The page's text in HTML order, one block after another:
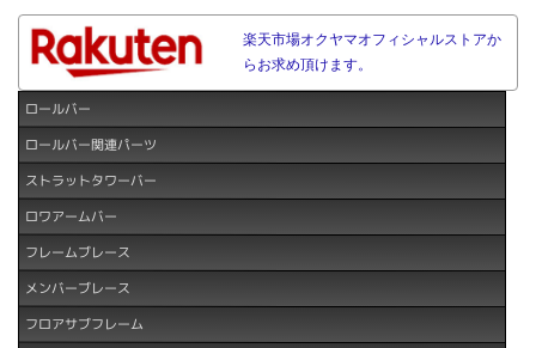
楽天市場オクヤマオフィシャルストアか
らお求め頂けます。
ロールバー
ロールバー関連パーツ
ストラットタワーバー
ロワアームバー
フレームブレース
メンバーブレース
フロアサブフレーム